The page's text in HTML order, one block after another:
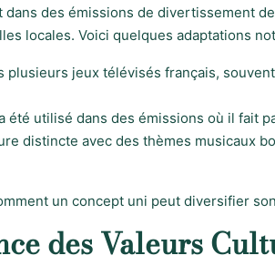
des émissions de divertissement
locales. Voici quelques adaptations
plusieurs jeux télévisés français,
été utilisé dans des émissions où il fait
distincte avec des thèmes musicaux
un concept uni peut diversifier
des Valeurs